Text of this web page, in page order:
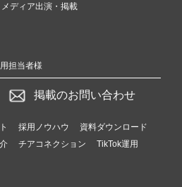
メディア出演・掲載
担当者様
掲載のお問い合わせ
採用ノウハウ
資料ダウンロード
チアコネクション
TikTok運用